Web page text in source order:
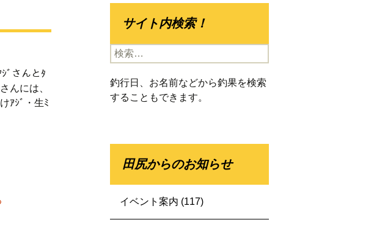
ﾞさんとﾀ
んには、
ｱｼﾞ・生ﾐ
サイト内検索！
検
索:
釣行日、お名前などから釣果を検索
することもできます。
田尻からのお知らせ
イベント案内 (117)